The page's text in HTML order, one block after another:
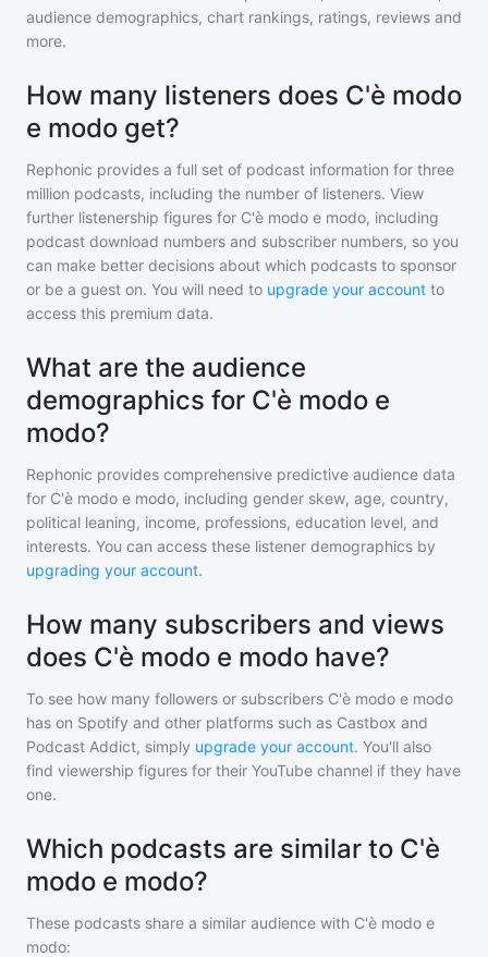
audience demographics, chart rankings, ratings, reviews and
more.
How many listeners does C'è modo
e modo get?
Rephonic provides a full set of podcast information for three
million podcasts, including the number of listeners. View
further listenership figures for C'è modo e modo, including
podcast download numbers and subscriber numbers, so you
can make better decisions about which podcasts to sponsor
or be a guest on. You will need to upgrade your account to
access this premium data.
What are the audience
demographics for C'è modo e
modo?
Rephonic provides comprehensive predictive audience data
for C'è modo e modo, including gender skew, age, country,
political leaning, income, professions, education level, and
interests. You can access these listener demographics by
upgrading your account.
How many subscribers and views
does C'è modo e modo have?
To see how many followers or subscribers C'è modo e modo
has on Spotify and other platforms such as Castbox and
Podcast Addict, simply upgrade your account. You'll also
find viewership figures for their YouTube channel if they have
one.
Which podcasts are similar to C'è
modo e modo?
These podcasts share a similar audience with C'è modo e
modo: